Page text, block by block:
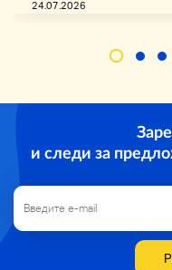
поэтому,
・ Все статьи
отсутствуют.
оборудование для
・ Он не включает
24.07.2026
и следи за